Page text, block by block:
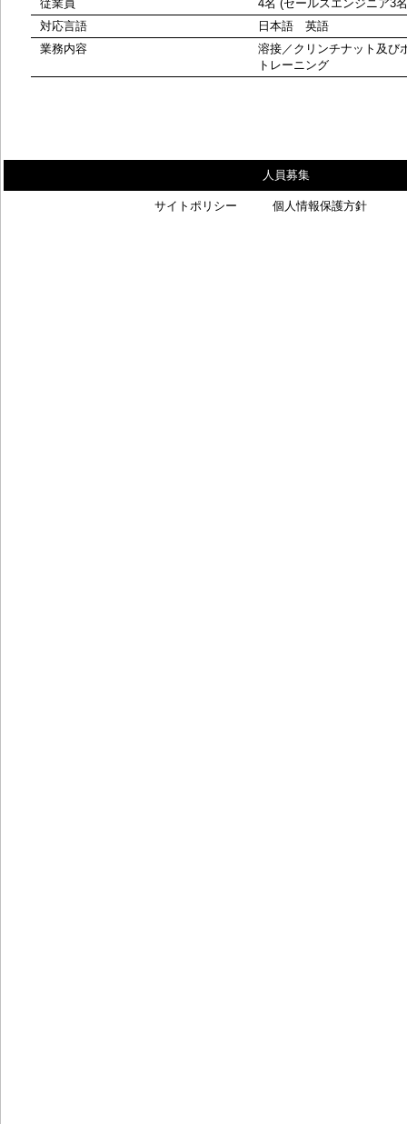
従業員
4名 (セールスエンジニア3
対応言語
日本語 英語
業務内容
溶接／クリンチナット及び
トレーニング
人員募集
サイトポリシー 個人情報保護方針